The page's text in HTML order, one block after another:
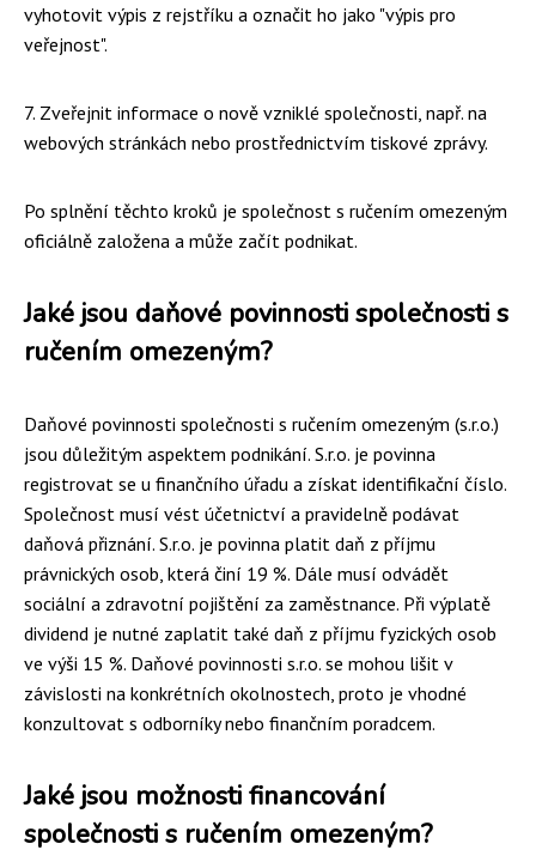
vyhotovit výpis z rejstříku a označit ho jako "výpis pro
veřejnost".
7. Zveřejnit informace o nově vzniklé společnosti, např. na
webových stránkách nebo prostřednictvím tiskové zprávy.
Po splnění těchto kroků je společnost s ručením omezeným
oficiálně založena a může začít podnikat.
Jaké jsou daňové povinnosti společnosti s
ručením omezeným?
Daňové povinnosti společnosti s ručením omezeným (s.r.o.)
jsou důležitým aspektem podnikání. S.r.o. je povinna
registrovat se u finančního úřadu a získat identifikační číslo.
Společnost musí vést účetnictví a pravidelně podávat
daňová přiznání. S.r.o. je povinna platit daň z příjmu
právnických osob, která činí 19 %. Dále musí odvádět
sociální a zdravotní pojištění za zaměstnance. Při výplatě
dividend je nutné zaplatit také daň z příjmu fyzických osob
ve výši 15 %. Daňové povinnosti s.r.o. se mohou lišit v
závislosti na konkrétních okolnostech, proto je vhodné
konzultovat s odborníky nebo finančním poradcem.
Jaké jsou možnosti financování
společnosti s ručením omezeným?